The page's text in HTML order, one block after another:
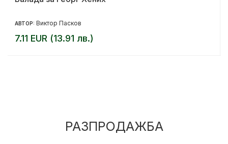
АВТОР: Виктор Пасков
7.11 EUR (13.91 лв.)
РАЗПРОДАЖБА